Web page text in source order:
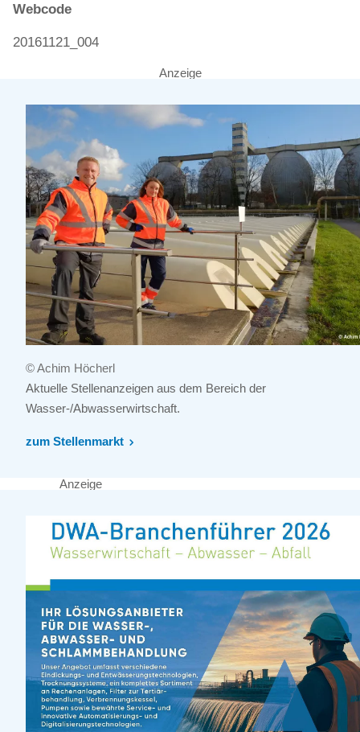
Webcode
20161121_004
Anzeige
© Achim Höcherl
Aktuelle Stellenanzeigen aus dem Bereich der
Wasser-/Abwasserwirtschaft.
zum Stellenmarkt
Anzeige